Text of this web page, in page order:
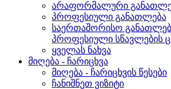
არაფორმალური
პროფესიული განათლება
საერთაშორისო
პროფესიული სწავლების
ყველას ნახვა
მიღება - ჩარიცხვა
მიღება - ჩარიცხვის წესები
ჩანიშნეთ ვიზიტი